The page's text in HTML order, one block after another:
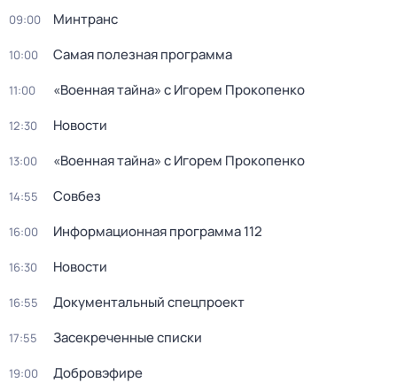
09:00 Минтранс
10:00 Самая полезная программа
11:00 «Военная тайна» с Игорем Прокопенко
12:30 Новости
13:00 «Военная тайна» с Игорем Прокопенко
14:55 Совбез
16:00 Информационная программа 112
16:30 Новости
16:55 Документальный спецпроект
17:55 Заcекрeченные списки
19:00 Добровэфире